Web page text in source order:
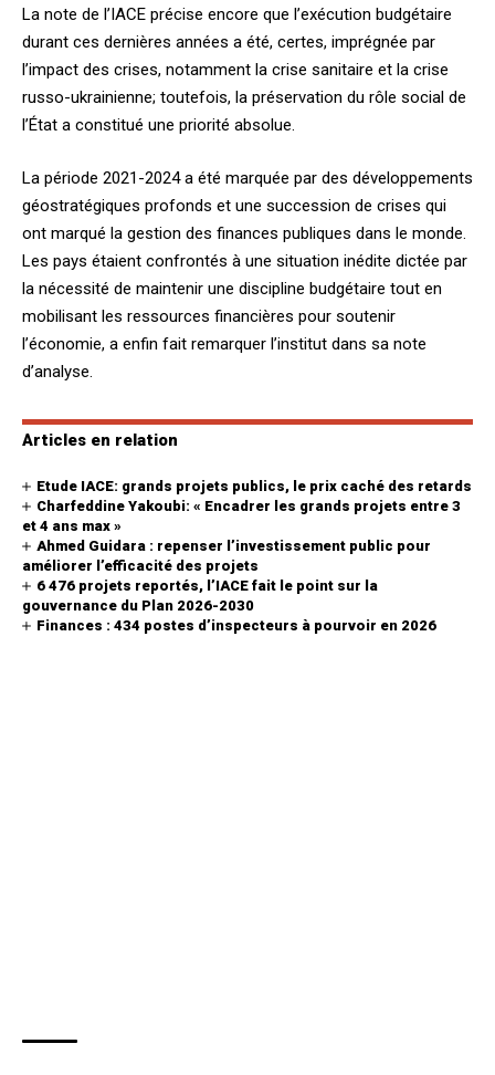
La note de l’IACE précise encore que l’exécution budgétaire
durant ces dernières années a été, certes, imprégnée par
l’impact des crises, notamment la crise sanitaire et la crise
russo-ukrainienne; toutefois, la préservation du rôle social de
l’État a constitué une priorité absolue.
La période 2021-2024 a été marquée par des développements
géostratégiques profonds et une succession de crises qui
ont marqué la gestion des finances publiques dans le monde.
Les pays étaient confrontés à une situation inédite dictée par
la nécessité de maintenir une discipline budgétaire tout en
mobilisant les ressources financières pour soutenir
l’économie, a enfin fait remarquer l’institut dans sa note
d’analyse.
Articles en relation
Etude IACE: grands projets publics, le prix caché des retards
Charfeddine Yakoubi: « Encadrer les grands projets entre 3
et 4 ans max »
Ahmed Guidara : repenser l’investissement public pour
améliorer l’efficacité des projets
6 476 projets reportés, l’IACE fait le point sur la
gouvernance du Plan 2026-2030
Finances : 434 postes d’inspecteurs à pourvoir en 2026